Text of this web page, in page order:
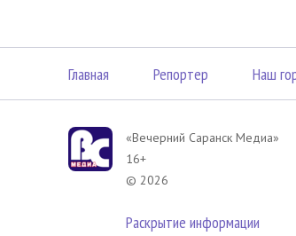
Главная Репортер Наш
«Вечерний Саранск Mедиа»
16+
© 2026
Раскрытие информации